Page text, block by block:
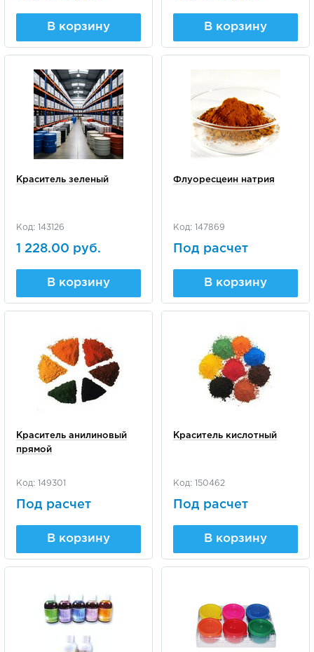
В корзину В корзину
Краситель зеленый
Код: 143126
1 228.00 руб.
В корзину
Флуоресцеин натрия
Код: 147869
Под расчет
В корзину
Краситель анилиновый
прямой
Код: 149301
Под расчет
В корзину
Краситель кислотный
Код: 150462
Под расчет
В корзину